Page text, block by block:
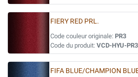
FIERY RED PRL.
Code couleur originale: PR3
Code du produit: VCD-HYU-PR3
FIFA BLUE/CHAMPION